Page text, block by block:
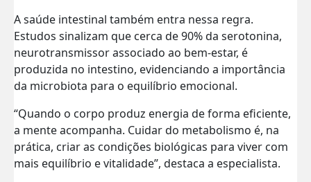
A saúde intestinal também entra nessa regra.
Estudos sinalizam que cerca de 90% da serotonina,
neurotransmissor associado ao bem-estar, é
produzida no intestino, evidenciando a importância
da microbiota para o equilíbrio emocional.
“Quando o corpo produz energia de forma eficiente,
a mente acompanha. Cuidar do metabolismo é, na
prática, criar as condições biológicas para viver com
mais equilíbrio e vitalidade”, destaca a especialista.